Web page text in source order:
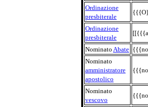
Ordinazione
presbiterale
Ordinazione
presbiterale
Nominato Abate
Nominato
amministratore
apostolico
Nominato
vescovo